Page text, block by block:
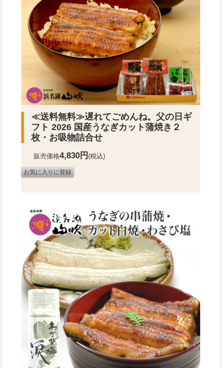
≪送料無料≫遅れてごめんね。父の日ギ
フト 2026 国産うなぎカット蒲焼き２
枚・お吸物詰合せ
販売価格4,830円(税込)